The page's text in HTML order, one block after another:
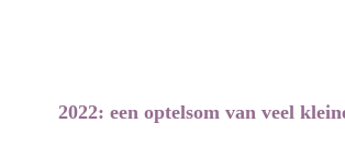
2022: een optelsom van veel